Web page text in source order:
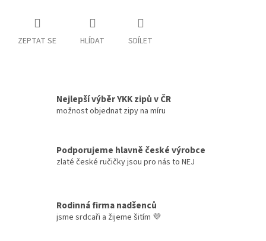
ZEPTAT SE HLÍDAT SDÍLET
Nejlepší výběr YKK zipů v ČR
možnost objednat zipy na míru
Podporujeme hlavně české výrobce
zlaté české ručičky jsou pro nás to NEJ
Rodinná firma nadšenců
jsme srdcaři a žijeme šitím 💜